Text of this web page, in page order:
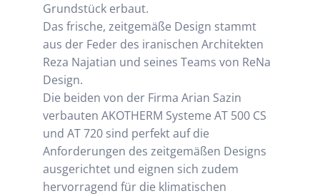
Grundstück erbaut.
Das frische, zeitgemäße Design stammt
aus der Feder des iranischen Architekten
Reza Najatian und seines Teams von ReNa
Design.
Die beiden von der Firma Arian Sazin
verbauten AKOTHERM Systeme AT 500 CS
und AT 720 sind perfekt auf die
Anforderungen des zeitgemäßen Designs
ausgerichtet und eignen sich zudem
hervorragend für die klimatischen